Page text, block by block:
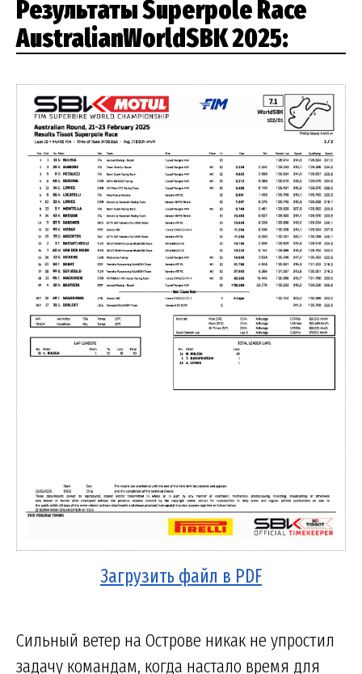
Результаты Superpole Race
AustralianWorldSBK 2025:
Загрузить файл в PDF
Сильный ветер на Острове никак не упростил
задачу командам, когда настало время для